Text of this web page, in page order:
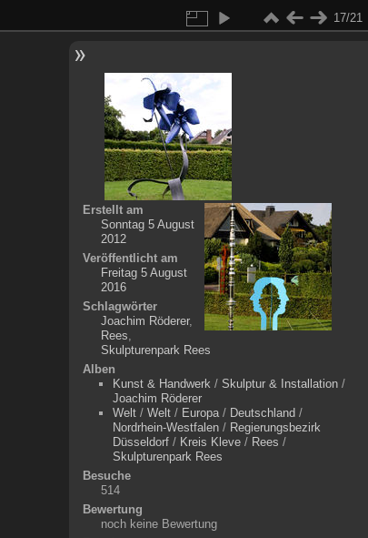
17/21
Erstellt am
Sonntag 5 August
2012
Veröffentlicht am
Freitag 5 August
2016
Schlagwörter
Joachim Röderer,
Rees,
Skulpturenpark Rees
Alben
Kunst & Handwerk/ Skulptur & Installation/
Joachim Röderer
Welt/ Welt/ Europa/ Deutschland /
Nordrhein-Westfalen/ Regierungsbezirk
Düsseldorf/ Kreis Kleve/ Rees /
Skulpturenpark Rees
Besuche
514
Bewertung
noch keine Bewertung